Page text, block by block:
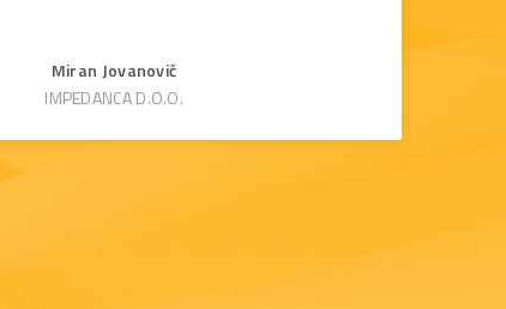
Miran Jovanovič
IMPEDANCA D.O.O.